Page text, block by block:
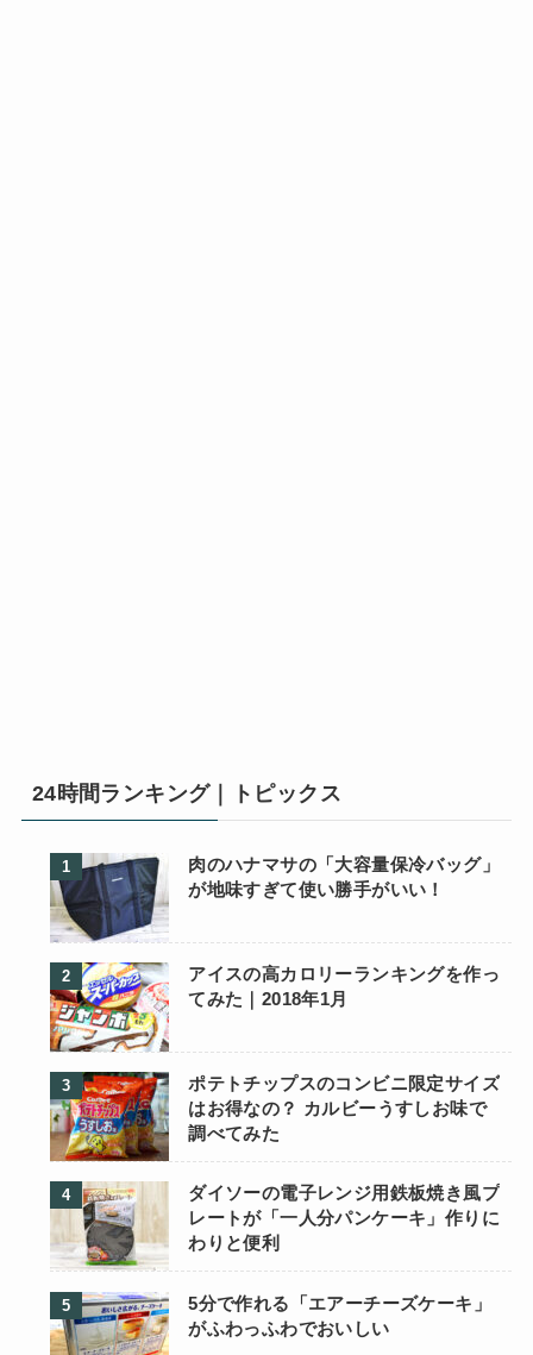
24時間ランキング｜トピックス
肉のハナマサの「大容量保冷バッグ」
が地味すぎて使い勝手がいい！
アイスの高カロリーランキングを作っ
てみた｜2018年1月
ポテトチップスのコンビニ限定サイズ
はお得なの？ カルビーうすしお味で
調べてみた
ダイソーの電子レンジ用鉄板焼き風プ
レートが「一人分パンケーキ」作りに
わりと便利
5分で作れる「エアーチーズケーキ」
がふわっふわでおいしい